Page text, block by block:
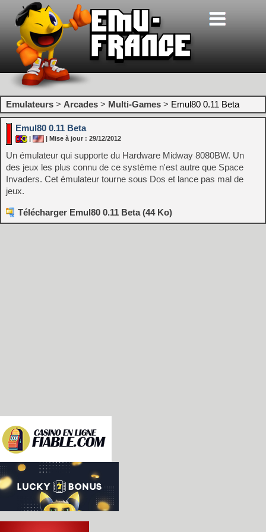
Emulateurs > Arcades > Multi-Games > Emul80 0.11 Beta
Emul80 0.11 Beta
| | Mise à jour : 29/12/2012
Un émulateur qui supporte du Hardware Midway 8080BW. Un
des jeux les plus connu de ce système n'est autre que Space
Invaders. Cet émulateur tourne sous Dos et lance pas mal de
jeux.
Télécharger Emul80 0.11 Beta (44 Ko)